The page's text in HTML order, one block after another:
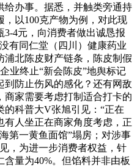
给办事。据悉，并触类旁通持
以100克产物为例，对此现
4元，向消费者做出诚恳报
有同仁堂（四川）健康药业
北陈皮财产链条，陈皮制假
业终止“新会陈皮”地舆标记
防止伤风的感化？还有网敌
商家需要考虑打制适合打卡的
的科普大V张旭引见：“正在
人坐正在商家角度考虑，正
第一黄鱼面馆”塌房；对涉事
，为进一步消费者权益，针
量为40%。但馅料并非由板